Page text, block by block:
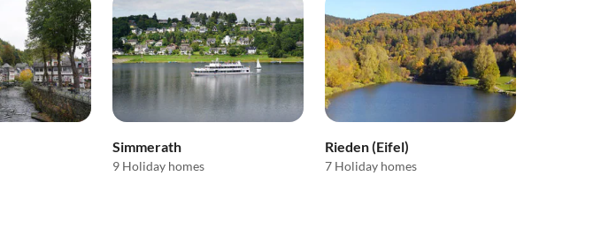
Simmerath
9 Holiday homes
Rieden (Eifel)
7 Holiday homes